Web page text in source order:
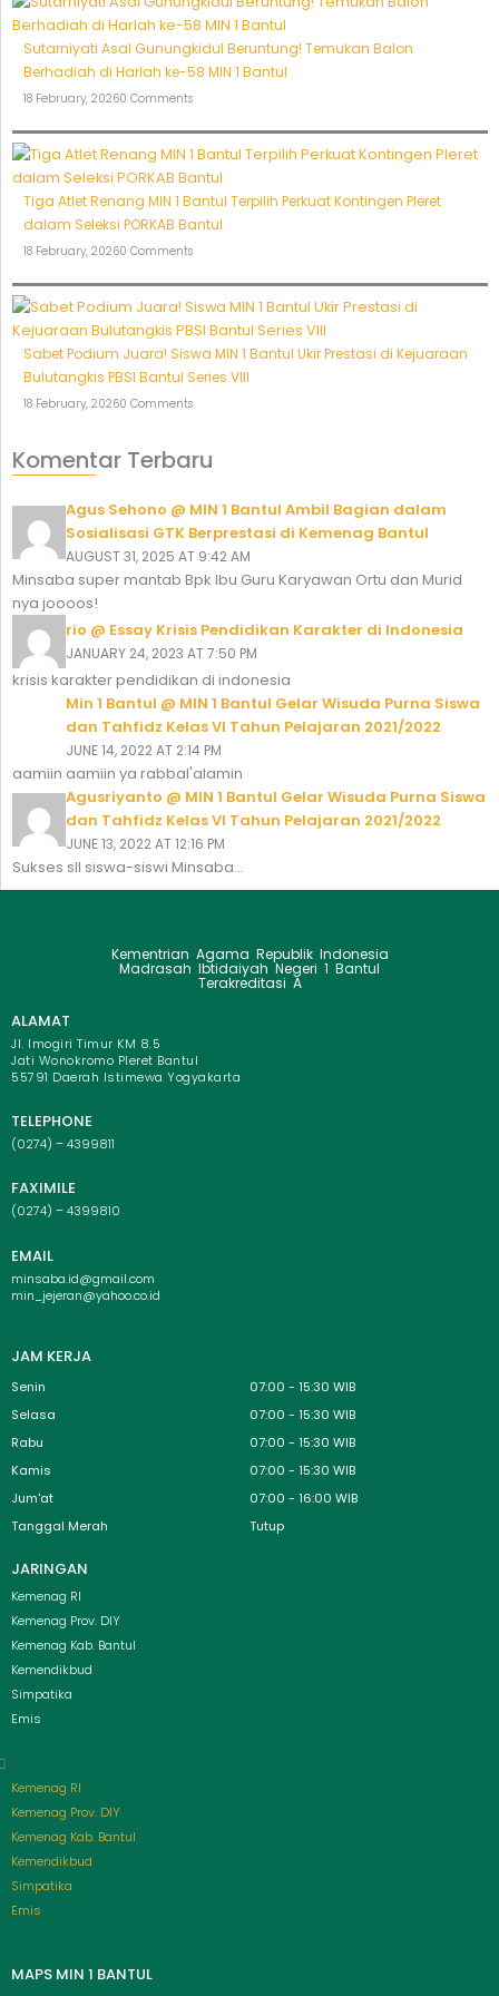
Sutarniyati Asal Gunungkidul Beruntung! Temukan Balon
Berhadiah di Harlah ke-58 MIN 1 Bantul
18 February, 20260 Comments
Tiga Atlet Renang MIN 1 Bantul Terpilih Perkuat Kontingen Pleret
dalam Seleksi PORKAB Bantul
18 February, 20260 Comments
Sabet Podium Juara! Siswa MIN 1 Bantul Ukir Prestasi di Kejuaraan
Bulutangkis PBSI Bantul Series VIII
18 February, 20260 Comments
Komentar Terbaru
Agus Sehono @ MIN 1 Bantul Ambil Bagian dalam
Sosialisasi GTK Berprestasi di Kemenag Bantul
AUGUST 31, 2025 AT 9:42 AM
Minsaba super mantab Bpk Ibu Guru Karyawan Ortu dan Murid
nya joooos!
rio @ Essay Krisis Pendidikan Karakter di Indonesia
JANUARY 24, 2023 AT 7:50 PM
krisis karakter pendidikan di indonesia
Min 1 Bantul @ MIN 1 Bantul Gelar Wisuda Purna Siswa
dan Tahfidz Kelas VI Tahun Pelajaran 2021/2022
JUNE 14, 2022 AT 2:14 PM
aamiin aamiin ya rabbal'alamin
Agusriyanto @ MIN 1 Bantul Gelar Wisuda Purna Siswa
dan Tahfidz Kelas VI Tahun Pelajaran 2021/2022
JUNE 13, 2022 AT 12:16 PM
Sukses sll siswa-siswi Minsaba...
Kementrian Agama Republik Indonesia
Madrasah Ibtidaiyah Negeri 1 Bantul
Terakreditasi A
ALAMAT
Jl. Imogiri Timur KM 8.5
Jati Wonokromo Pleret Bantul
55791 Daerah Istimewa Yogyakarta
TELEPHONE
(0274) – 4399811
FAXIMILE
(0274) – 4399810
EMAIL
minsaba.id@gmail.com
min_jejeran@yahoo.co.id
JAM KERJA
Senin
07:00 - 15:30 WIB
Selasa
07:00 - 15:30 WIB
Rabu
07:00 - 15:30 WIB
Kamis
07:00 - 15:30 WIB
Jum'at
07:00 - 16:00 WIB
Tanggal Merah
Tutup
JARINGAN
Kemenag RI
Kemenag Prov. DIY
Kemenag Kab. Bantul
Kemendikbud
Simpatika
Emis
Menu
Kemenag RI
Kemenag Prov. DIY
Kemenag Kab. Bantul
Kemendikbud
Simpatika
Emis
MAPS MIN 1 BANTUL